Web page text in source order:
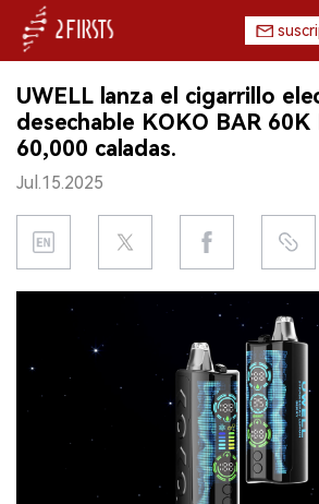
INICIO
EMPRESA
PRODUCTO
REGULACIÓN
DATOS
UWELL lanza el cigarrillo
desechable KOKO BAR 60K
60,000 caladas.
Jul.15.2025